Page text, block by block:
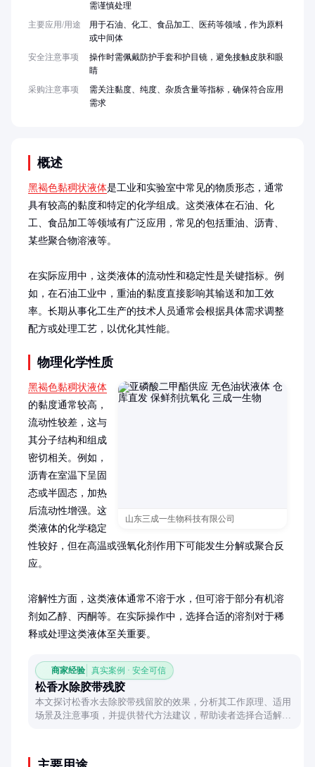
概述
黑褐色黏稠状液体是工业和实验室中常见的物质形态，通常
具有较高的黏度和特定的化学组成。这类液体在石油、化
工、食品加工等领域有广泛应用，常见的包括重油、沥青、
某些聚合物溶液等。
在实际应用中，这类液体的流动性和稳定性是关键指标。例
如，在石油工业中，重油的黏度直接影响其输送和加工效
率。长期从事化工生产的技术人员通常会根据具体需求调整
配方或处理工艺，以优化其性能。
物理化学性质
山东三成一生物科技有限公司
黑褐色黏稠状液体
的黏度通常较高，
流动性较差，这与
其分子结构和组成
密切相关。例如，
沥青在室温下呈固
态或半固态，加热
后流动性增强。这
类液体的化学稳定
性较好，但在高温或强氧化剂作用下可能发生分解或聚合反
应。
溶解性方面，这类液体通常不溶于水，但可溶于部分有机溶
剂如乙醇、丙酮等。在实际操作中，选择合适的溶剂对于稀
释或处理这类液体至关重要。
商家经验 真实案例 · 安全可信
松香水除胶带残胶
本文探讨松香水去除胶带残留胶的效果，分析其工作原理、适用
场景及注意事项，并提供替代方法建议，帮助读者选择合适解决
需谨慎处理
主要应用/用途
用于石油、化工、食品加工、医药等领域，作为原料
或中间体
安全注意事项
操作时需佩戴防护手套和护目镜，避免接触皮肤和眼
睛
采购注意事项
需关注黏度、纯度、杂质含量等指标，确保符合应用
需求